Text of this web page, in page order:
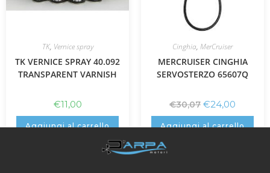
TK, Vernice spray
TK VERNICE SPRAY 40.092
TRANSPARENT VARNISH
€11,00
Aggiungi al carrello
Cinghia, MerCruiser
MERCRUISER CINGHIA
SERVOSTERZO 65607Q
€30,07 €24,00
Aggiungi al carrello